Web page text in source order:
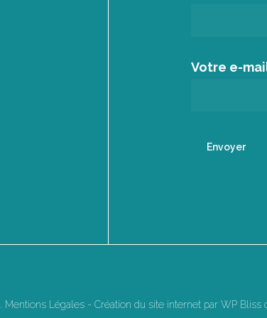
Votre e-
Mentions Légales- Création du site internet par WP Bliss